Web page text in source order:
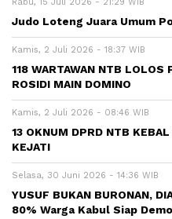
Judo Loteng Juara Umum
Kamis, 2 Juli 2026 - 18:37 WIB
118 WARTAWAN NTB LOLOS
ROSIDI MAIN DOMINO
Kamis, 2 Juli 2026 - 08:46 WIB
13 OKNUM DPRD NTB
KEJATI
Selasa, 30 Juni 2026 - 14:36 WIB
YUSUF BUKAN BURONAN,
80% Warga Kabul Siap Demo